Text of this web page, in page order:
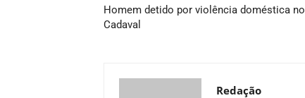
Homem detido por violência doméstica no
Cadaval
Redação